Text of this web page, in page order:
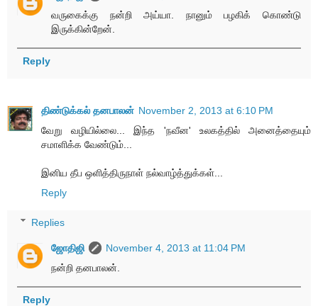
வருகைக்கு நன்றி அய்யா. நானும் பழகிக் கொண்டு
இருக்கின்றேன்.
Reply
திண்டுக்கல் தனபாலன் November 2, 2013 at 6:10 PM
வேறு வழியில்லை... இந்த 'நவீன' உலகத்தில் அனைத்தையும்
சமாளிக்க வேண்டும்...
இனிய தீப ஒளித்திருநாள் நல்வாழ்த்துக்கள்...
Reply
Replies
ஜோதிஜி
November 4, 2013 at 11:04 PM
நன்றி தனபாலன்.
Reply